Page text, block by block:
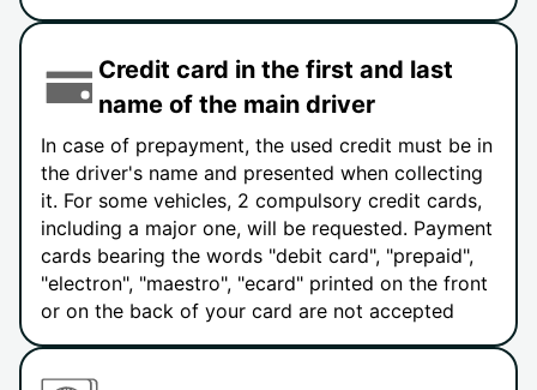
Credit card in the first and last
name of the main driver
In case of prepayment, the used credit must be in
the driver's name and presented when collecting
it. For some vehicles, 2 compulsory credit cards,
including a major one, will be requested. Payment
cards bearing the words "debit card", "prepaid",
"electron", "maestro", "ecard" printed on the front
or on the back of your card are not accepted